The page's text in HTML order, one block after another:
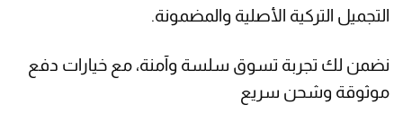
التجميل التركية الأصلية والمضمونة.
نضمن لك تجربة تسوق سلسة وآمنة، مع خيارات دفع
موثوقة وشحن سريع